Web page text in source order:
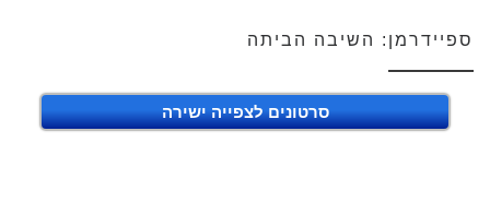
ספיידרמן: השיבה הביתה
סרטונים לצפייה ישירה